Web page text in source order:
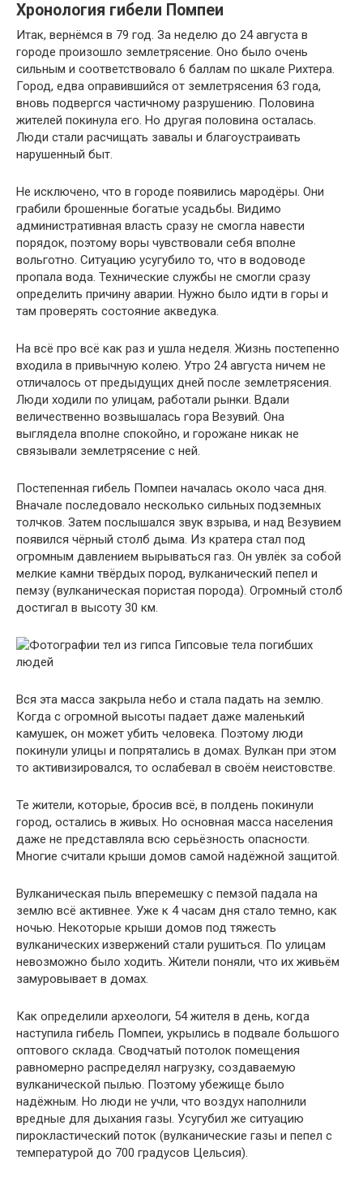
Хронология гибели Помпеи
Итак, вернёмся в 79 год. За неделю до 24 августа в
городе произошло землетрясение. Оно было очень
сильным и соответствовало 6 баллам по шкале Рихтера.
Город, едва оправившийся от землетрясения 63 года,
вновь подвергся частичному разрушению. Половина
жителей покинула его. Но другая половина осталась.
Люди стали расчищать завалы и благоустраивать
нарушенный быт.
Не исключено, что в городе появились мародёры. Они
грабили брошенные богатые усадьбы. Видимо
административная власть сразу не смогла навести
порядок, поэтому воры чувствовали себя вполне
вольготно. Ситуацию усугубило то, что в водоводе
пропала вода. Технические службы не смогли сразу
определить причину аварии. Нужно было идти в горы и
там проверять состояние акведука.
На всё про всё как раз и ушла неделя. Жизнь постепенно
входила в привычную колею. Утро 24 августа ничем не
отличалось от предыдущих дней после землетрясения.
Люди ходили по улицам, работали рынки. Вдали
величественно возвышалась гора Везувий. Она
выглядела вполне спокойно, и горожане никак не
связывали землетрясение с ней.
Постепенная гибель Помпеи началась около часа дня.
Вначале последовало несколько сильных подземных
толчков. Затем послышался звук взрыва, и над Везувием
появился чёрный столб дыма. Из кратера стал под
огромным давлением вырываться газ. Он увлёк за собой
мелкие камни твёрдых пород, вулканический пепел и
пемзу (вулканическая пористая порода). Огромный столб
достигал в высоту 30 км.
Гипсовые тела погибших
людей
Вся эта масса закрыла небо и стала падать на землю.
Когда с огромной высоты падает даже маленький
камушек, он может убить человека. Поэтому люди
покинули улицы и попрятались в домах. Вулкан при этом
то активизировался, то ослабевал в своём неистовстве.
Те жители, которые, бросив всё, в полдень покинули
город, остались в живых. Но основная масса населения
даже не представляла всю серьёзность опасности.
Многие считали крыши домов самой надёжной защитой.
Вулканическая пыль вперемешку с пемзой падала на
землю всё активнее. Уже к 4 часам дня стало темно, как
ночью. Некоторые крыши домов под тяжесть
вулканических извержений стали рушиться. По улицам
невозможно было ходить. Жители поняли, что их живьём
замуровывает в домах.
Как определили археологи, 54 жителя в день, когда
наступила гибель Помпеи, укрылись в подвале большого
оптового склада. Сводчатый потолок помещения
равномерно распределял нагрузку, создаваемую
вулканической пылью. Поэтому убежище было
надёжным. Но люди не учли, что воздух наполнили
вредные для дыхания газы. Усугубил же ситуацию
пирокластический поток (вулканические газы и пепел с
температурой до 700 градусов Цельсия).